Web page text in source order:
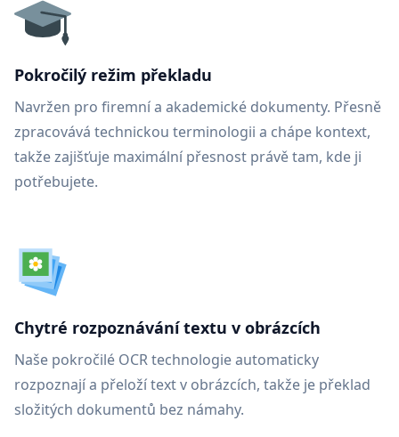
Pokročilý režim překladu
Navržen pro firemní a akademické dokumenty. Přesně
zpracovává technickou terminologii a chápe kontext,
takže zajišťuje maximální přesnost právě tam, kde ji
potřebujete.
Chytré rozpoznávání textu v obrázcích
Naše pokročilé OCR technologie automaticky
rozpoznají a přeloží text v obrázcích, takže je překlad
složitých dokumentů bez námahy.